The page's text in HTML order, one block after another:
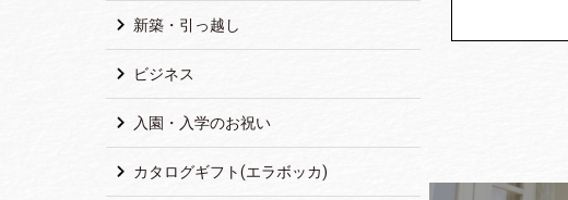
新築・引っ越し
ビジネス
入園・入学のお祝い
カタログギフト(エラボッカ)